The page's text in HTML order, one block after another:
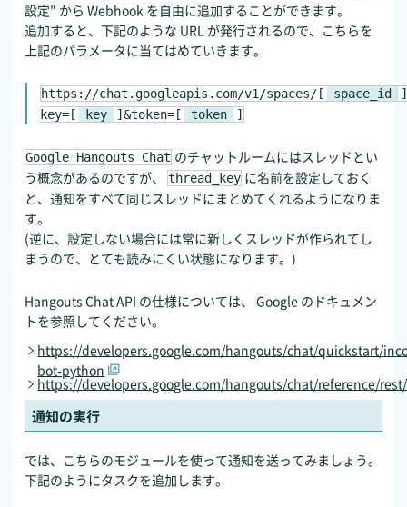
設定" から Webhook を自由に追加することができます。
追加すると、下記のような URL が発行されるので、こちらを
上記のパラメータに当てはめていきます。
https://chat.googleapis.com/v1/spaces/[ space_id
key=[
key ]&token=[ token ]
Google Hangouts Chat のチャットルームにはスレッドとい
う概念があるのですが、
thread_key に名前を設定しておく
と、通知をすべて同じスレッドにまとめてくれるようになりま
す。
(逆に、設定しない場合には常に新しくスレッドが作られてし
まうので、とても読みにくい状態になります。)
Hangouts Chat API の仕様については、 Google のドキュメン
トを参照してください。
https://developers.google.com/hangouts/chat/quickstart/
bot-python
https://developers.google.com/hangouts/chat/reference/
通知の実行
では、こちらのモジュールを使って通知を送ってみましょう。
下記のようにタスクを追加します。